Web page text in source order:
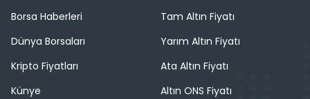
Borsa Haberleri
Dünya Borsaları
Kripto Fiyatları
Künye
Tam Altın Fiyatı
Yarım Altın Fiyatı
Ata Altın Fiyatı
Altın ONS Fiyatı